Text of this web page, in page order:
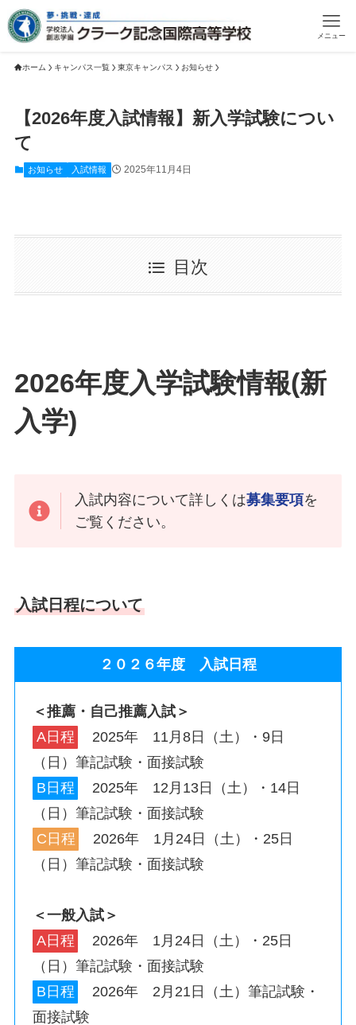
メニュー
ホーム キャンパス一覧 東京キャンパス お知らせ
【2026年度入試情報】新入学試験につい
て
お知らせ 入試情報 2025年11月4日
目次
2026年度入学試験情報(新
入学)
入試内容について詳しくは募集要項を
ご覧ください。
入試日程について
２０２６年度 入試日程
＜推薦・自己推薦入試＞
A日程
2025年 11月8日（土）・9日
（日）筆記試験・面接試験
B日程
2025年 12月13日（土）・14日
（日）筆記試験・面接試験
C日程
2026年 1月24日（土）・25日
（日）筆記試験・面接試験
＜一般入試＞
A日程
2026年 1月24日（土）・25日
（日）筆記試験・面接試験
B日程
2026年 2月21日（土）筆記試験・
面接試験